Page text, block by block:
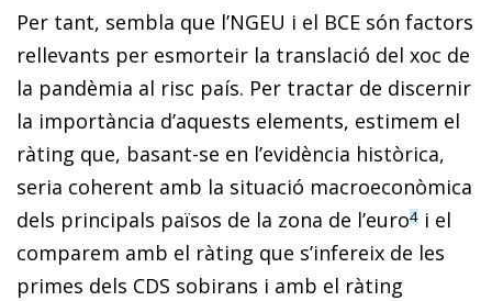
Per tant, sembla que l’NGEU i el BCE són factors
rellevants per esmorteir la translació del xoc de
la pandèmia al risc país. Per tractar de discernir
la importància d’aquests elements, estimem el
ràting que, basant-se en l’evidència històrica,
seria coherent amb la situació macroeconòmica
dels principals països de la zona de l’euro4 i el
comparem amb el ràting que s’infereix de les
primes dels CDS sobirans i amb el ràting